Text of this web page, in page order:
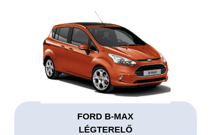
FORD B-MAX
LÉGTERELŐ